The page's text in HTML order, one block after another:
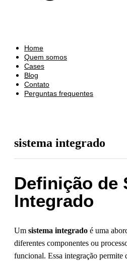
Home
Quem somos
Cases
Blog
Contato
Perguntas frequentes
sistema integrado
Definição de
Integrado
Um sistema integrado é uma
diferentes componentes ou
funcional. Essa integração permite